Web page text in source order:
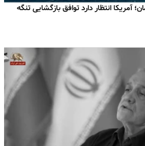
آمریکا انتظار دارد توافق بازگشایی تنگه